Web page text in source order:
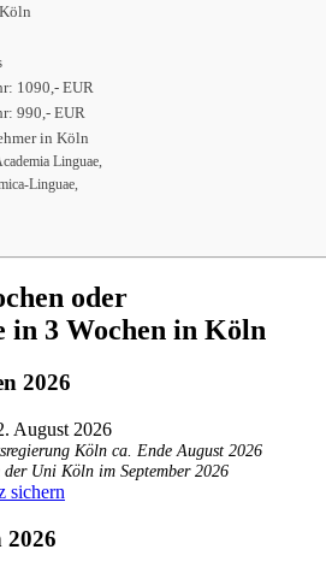
1090,- EUR
990,- EUR
in Köln
Linguae,
Linguae,
oder
in 3 Wochen in Köln
2026
August 2026
Köln ca. Ende August 2026
Uni Köln im September 2026
sichern
2026